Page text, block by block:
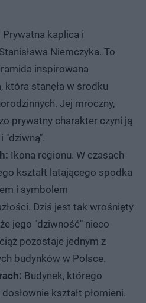
Prywatna kaplica i
Niemczyka. To
inspirowana
która stanęła w środku
Jej mroczny,
prywatny charakter czyni ją
"dziwną".
Ikona regionu. W czasach
kształt latającego spodka
i symbolem
Dziś jest tak wrośnięty
jego "dziwność" nieco
pozostaje jednym z
budynków w Polsce.
Budynek, którego
kształt płomieni.